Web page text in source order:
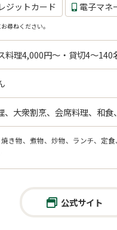
ジットカード 電子マネ
尋ねください。
料理4,000円～・貸切4～140
、大衆割烹、会席料理、和食
き物、煮物、炒物、ランチ、定
公式サイト